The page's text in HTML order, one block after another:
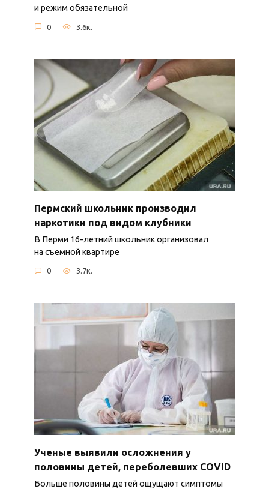
и режим обязательной
0 3.6к.
Пермский школьник производил
наркотики под видом клубники
В Перми 16-летний школьник организовал
на съемной квартире
0 3.7к.
Ученые выявили осложнения у
половины детей, переболевших COVID
Больше половины детей ощущают симптомы